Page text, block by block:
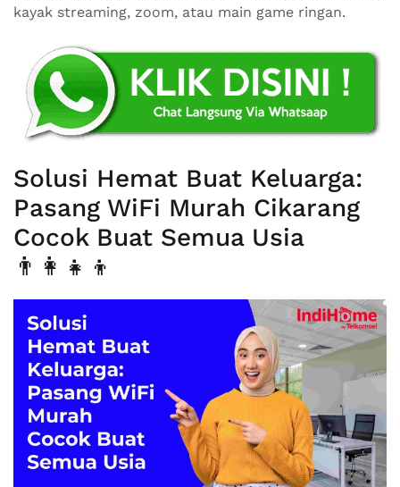
kayak streaming, zoom, atau main game ringan.
Solusi Hemat Buat Keluarga:
Pasang WiFi Murah Cikarang
Cocok Buat Semua Usia
👨‍👩‍👧‍👦